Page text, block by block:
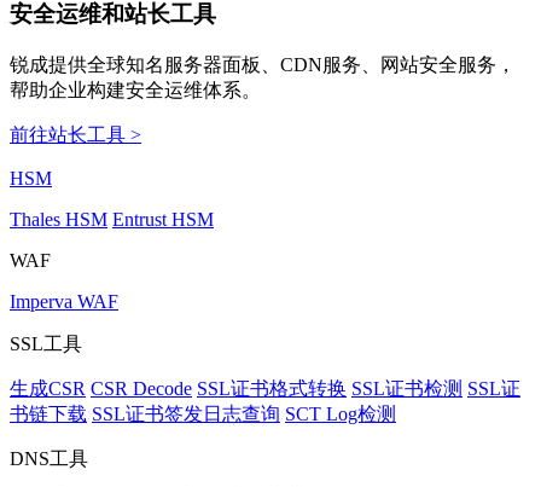
安全运维和站长工具
锐成提供全球知名服务器面板、CDN服务、网站安全服务，
帮助企业构建安全运维体系。
前往站长工具 >
HSM
Thales HSM Entrust HSM
WAF
Imperva WAF
SSL工具
生成CSR CSR Decode SSL证书格式转换 SSL证书检测 SSL证
书链下载 SSL证书签发日志查询 SCT Log检测
DNS工具